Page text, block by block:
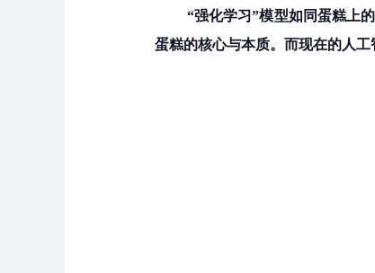
“强化学习”模型如同蛋糕上
蛋糕的核心与本质。而现在的人